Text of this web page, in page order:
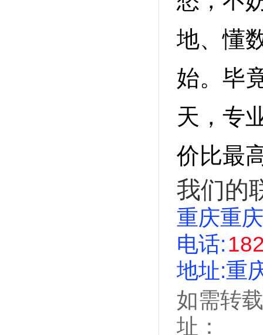
地、懂
始。毕
天，专
价比最
我们的
重庆重
电话:
地址:重
如需转
址：